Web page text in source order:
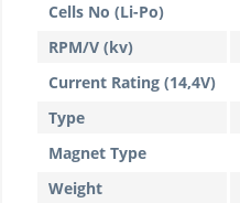
Cells No (Li-Po)
RPM/V (kv)
Current Rating (14,4V)
Type
Magnet Type
Weight